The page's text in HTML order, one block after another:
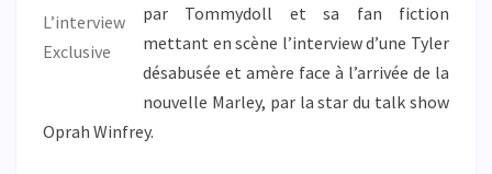
L’interview
Exclusive
par Tommydoll et sa fan fiction
mettant en scène l’interview d’une Tyler
désabusée et amère face à l’arrivée de la
nouvelle Marley, par la star du talk show
Oprah Winfrey.